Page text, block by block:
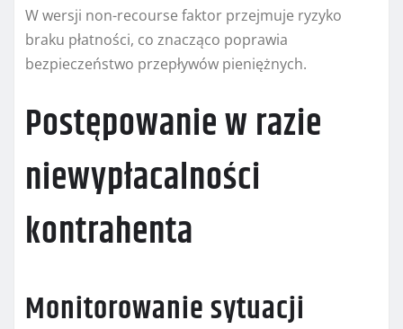
W wersji non-recourse faktor przejmuje ryzyko
braku płatności, co znacząco poprawia
bezpieczeństwo przepływów pieniężnych.
Postępowanie w razie
niewypłacalności
kontrahenta
Monitorowanie sytuacji